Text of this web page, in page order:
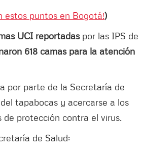
estos puntos en Bogotá!)
UCI reportadaspor las IPS de
618 camas para la atención
por parte de la Secretaría de
tapabocas y acercarse a los
protección contra el virus.
de Salud: